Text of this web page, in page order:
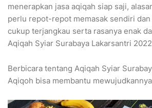
menerapkan jasa aqiqah siap saji,
perlu repot-repot memasak sendiri dan
cukup terjangkau serta rasanya enak
Aqiqah Syiar Surabaya Lakarsantri
Berbicara tentang Aqiqah Syiar
Aqiqoh bisa membantu